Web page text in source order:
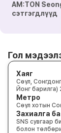
AM:TON
сэтгэгдлүүд
Гол
Хаяг
Сөүл,
Йонг барилга)
Метро
Сөүл хотын
Захиалга
SNS сувгаар
болон